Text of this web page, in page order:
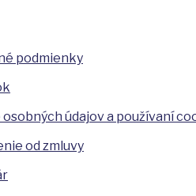
podmienky
údajov a používaní
od zmluvy